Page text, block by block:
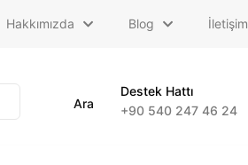
Hakkımızda Blog İletişim
Ara
Destek Hattı
+90 540 247 46 24